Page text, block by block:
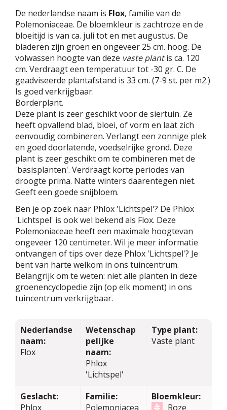
De nederlandse naam is Flox, familie van de
Polemoniaceae. De bloemkleur is zachtroze en de
bloeitijd is van ca. juli tot en met augustus. De
bladeren zijn groen en ongeveer 25 cm. hoog. De
volwassen hoogte van deze vaste plantis ca. 120
cm. Verdraagt een temperatuur tot -30 gr. C. De
geadviseerde plantafstand is 33 cm. (7-9 st. per m2.)
Is goed verkrijgbaar.
Borderplant.
Deze plant is zeer geschikt voor de siertuin. Ze
heeft opvallend blad, bloei, of vorm en laat zich
eenvoudig combineren. Verlangt een zonnige plek
en goed doorlatende, voedselrijke grond. Deze
plant is zeer geschikt om te combineren met de
'basisplanten'. Verdraagt korte periodes van
droogte prima. Natte winters daarentegen niet.
Geeft een goede snijbloem.
Ben je op zoek naar Phlox 'Lichtspel'? De Phlox
'Lichtspel' is ook wel bekend als Flox. Deze
Polemoniaceae heeft een maximale hoogtevan
ongeveer 120 centimeter. Wil je meer informatie
ontvangen of tips over deze Phlox 'Lichtspel'? Je
bent van harte welkom in ons tuincentrum.
Belangrijk om te weten: niet alle planten in deze
groenencyclopedie zijn (op elk moment) in ons
tuincentrum verkrijgbaar.
Nederlandse
naam:
Flox
Wetenschap
pelijke
naam:
Phlox
'Lichtspel'
Type plant:
Vaste plant
Geslacht:
Phlox
Familie:
Polemoniacea
Bloemkleur:
Roze